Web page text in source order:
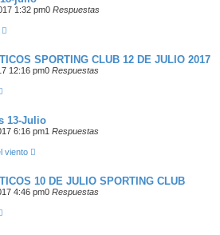
1:32 pm0 Respuestas
SPORTING CLUB 12 DE JULIO 2017
12:16 pm0 Respuestas
13-Julio
6:16 pm1 Respuestas
viento
10 DE JULIO SPORTING CLUB
4:46 pm0 Respuestas